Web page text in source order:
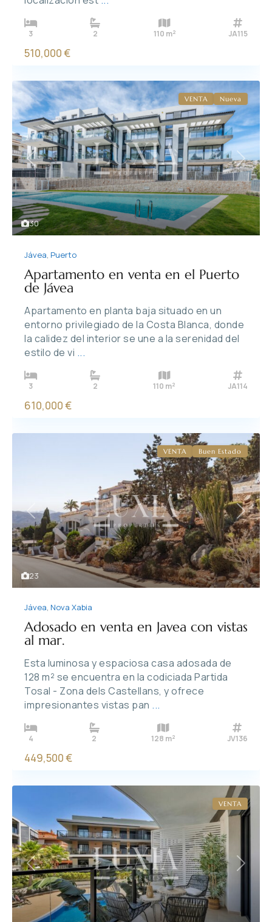
3 2 110 m2 JA115
510,000 €
30
Previous Next
VENTA Nueva
Jávea, Puerto
Apartamento en venta en el Puerto
de Jávea
Apartamento en planta baja situado en un
entorno privilegiado de la Costa Blanca, donde
la calidez del interior se une a la serenidad del
estilo de vi ...
3 2 110 m2 JA114
610,000 €
23
Previous Next
VENTA Buen Estado
Jávea, Nova Xabia
Adosado en venta en Javea con vistas
al mar.
Esta luminosa y espaciosa casa adosada de
128 m² se encuentra en la codiciada Partida
Tosal - Zona dels Castellans, y ofrece
impresionantes vistas pan ...
4 2 128 m2 JV136
449,500 €
Previous Next
VENTA